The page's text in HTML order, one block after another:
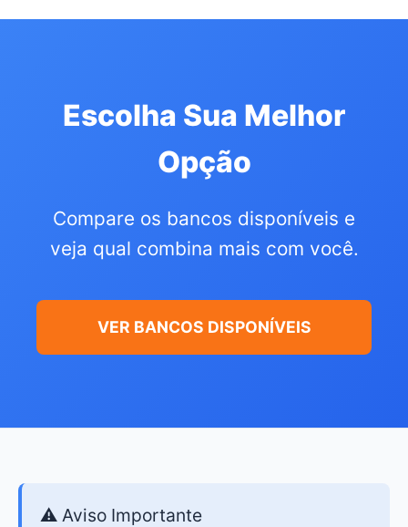
Escolha Sua Melhor
Opção
Compare os bancos disponíveis e
veja qual combina mais com você.
VER BANCOS DISPONÍVEIS
⚠️ Aviso Importante